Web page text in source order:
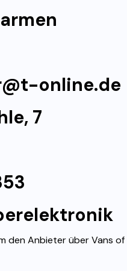
online.de
7
den Anbieter über Vans of